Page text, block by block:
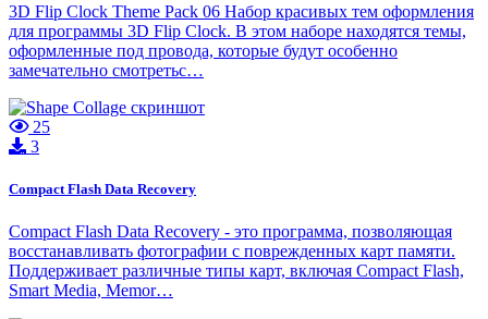
3D Flip Clock Theme Pack 06 Набор красивых тем оформления
для программы 3D Flip Clock. В этом наборе находятся темы,
оформленные под провода, которые будут особенно
замечательно смотретьс…
25
3
Compact Flash Data Recovery
Compact Flash Data Recovery - это программа, позволяющая
восстанавливать фотографии с поврежденных карт памяти.
Поддерживает различные типы карт, включая Compact Flash,
Smart Media, Memor…